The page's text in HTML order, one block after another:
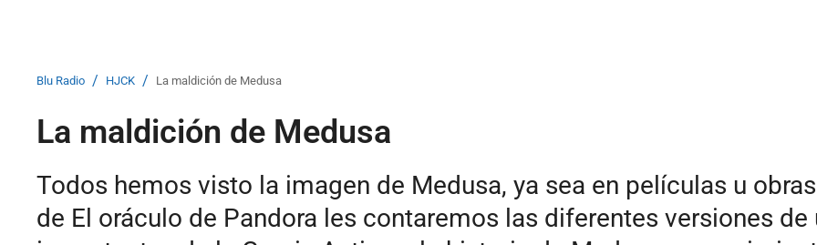
Blu Radio / HJCK / La maldición de Medusa
La maldición de Medusa
Todos hemos visto la imagen de Medusa, ya sea en películas u
de El oráculo de Pandora les contaremos las diferentes versiones